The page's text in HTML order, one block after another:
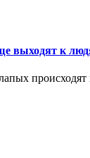
выходят к